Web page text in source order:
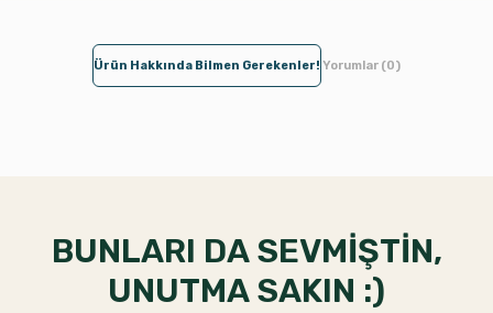
Ürün Hakkında Bilmen Gerekenler! Yorumlar (0)
BUNLARI DA SEVMİŞTİN,
UNUTMA SAKIN :)